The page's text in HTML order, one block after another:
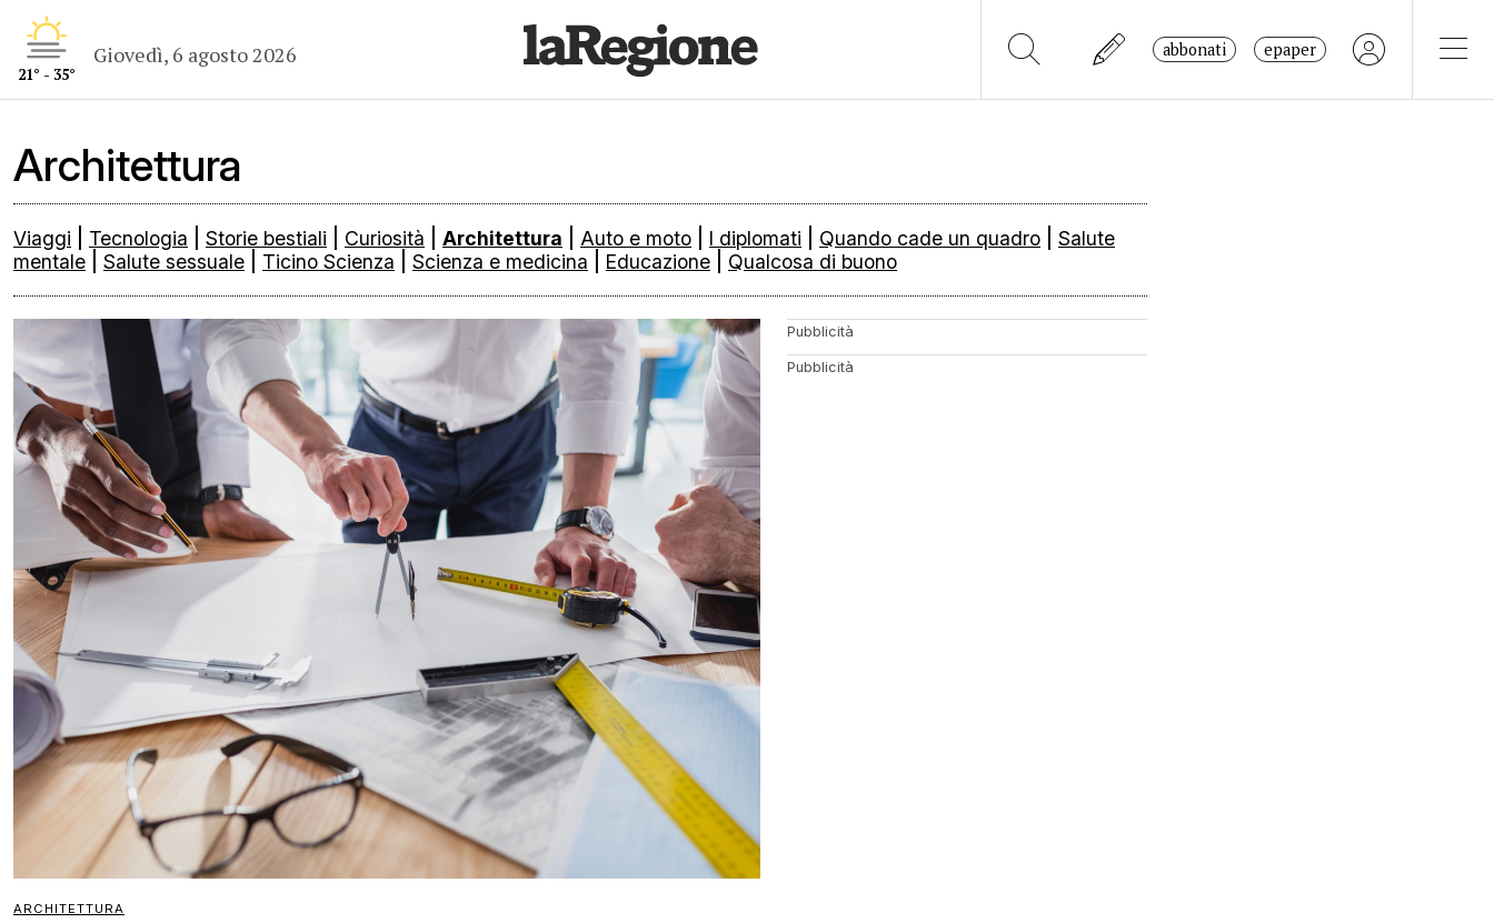
21° - 35°
Giovedì, 6 agosto 2026 abbonati epaper
Architettura
Viaggi Tecnologia Storie bestiali Curiosità Architettura Auto e moto I diplomati Quando cade un quadro
Salute
mentale
Salute sessuale Ticino Scienza Scienza e medicina Educazione Qualcosa di buono
ARCHITETTURA